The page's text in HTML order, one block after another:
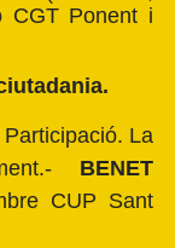
CGT Ponent i
La
BENET
CUP Sant